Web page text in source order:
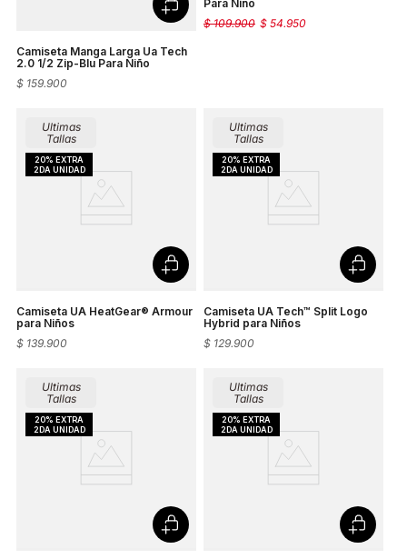
Camiseta Manga Larga Ua Tech
2.0 1/2 Zip-Blu Para Niño
$ 159.900
Para Nino
$ 54.950
$ 109.900
Ultimas
Tallas
Camiseta UA HeatGear® Armour
para Niños
$ 139.900
Ultimas
Tallas
Camiseta UA Tech™ Split Logo
Hybrid para Niños
$ 129.900
Ultimas
Tallas
Ultimas
Tallas